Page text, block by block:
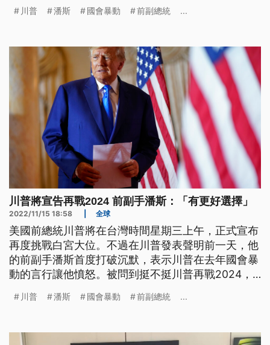
川普 潘斯 國會暴動 前副總統 ...
川普將宣告再戰2024 前副手潘斯：「有更好選擇」
2022/11/15 18:58 全球
美國前總統川普將在台灣時間星期三上午，正式宣布
再度挑戰白宮大位。不過在川普發表聲明前一天，他
的前副手潘斯首度打破沉默，表示川普在去年國會暴
動的言行讓他憤怒。被問到挺不挺川普再戰2024，
川普 潘斯 國會暴動 前副總統 ...